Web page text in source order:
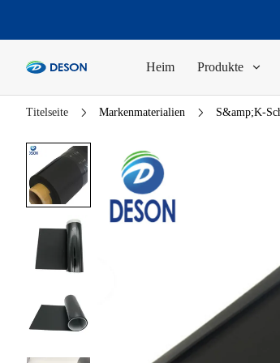
Heim Produkte
Titelseite Markenmaterialien S&amp;K-